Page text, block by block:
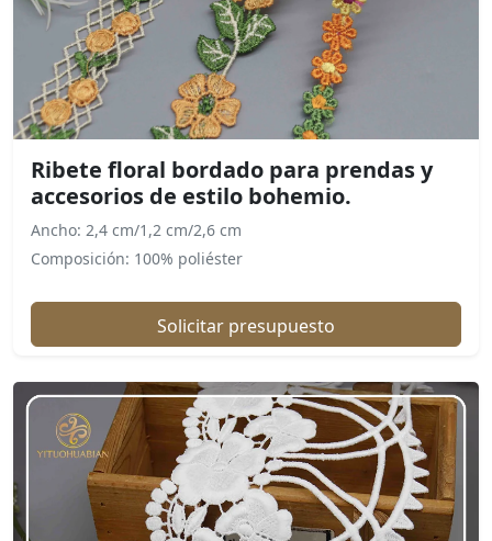
Ribete floral bordado para prendas y
accesorios de estilo bohemio.
Ancho: 2,4 cm/1,2 cm/2,6 cm
Composición: 100% poliéster
Solicitar presupuesto